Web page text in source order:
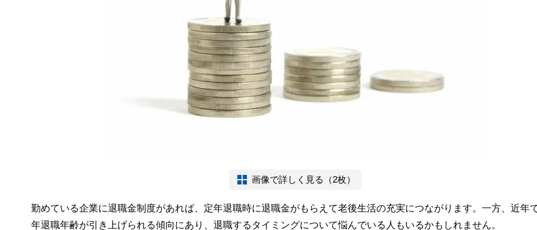
画像で詳しく見る（2枚）
勤めている企業に退職金制度があれば、定年退職時に退職金がもらえて老後生活の充実につながります。一方、近年
年退職年齢が引き上げられる傾向にあり、退職するタイミングについて悩んでいる人もいるかもしれません。